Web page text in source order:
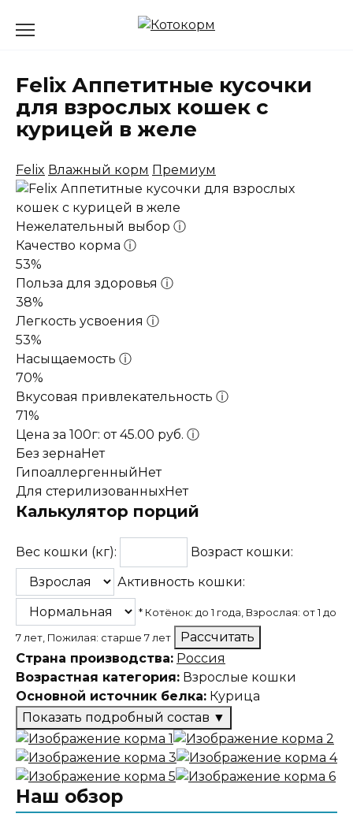
Felix Аппетитные кусочки
для взрослых кошек с
курицей в желе
Felix Влажный корм Премиум
Нежелательный выбор ⓘ
Качество корма ⓘ
53%
Польза для здоровья ⓘ
38%
Легкость усвоения ⓘ
53%
Насыщаемость ⓘ
70%
Вкусовая привлекательность ⓘ
71%
Цена за 100г: от 45.00 руб. ⓘ
Без зернаНет
ГипоаллергенныйНет
Для стерилизованныхНет
Калькулятор порций
Вес кошки (кг):
Возраст кошки:
Активность кошки:
* Котёнок: до 1 года, Взрослая: от 1 до
7 лет, Пожилая: старше 7 лет
Рассчитать
Страна производства: Россия
Возрастная категория: Взрослые кошки
Основной источник белка: Курица
Показать подробный состав ▼
Состав корма
Мясо и мясные ингредиенты (включая
курицу), экстракты растительного белка, рыба и
продукты ее переработки, аминокислоты,
Наш обзор